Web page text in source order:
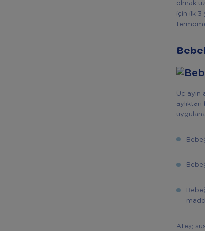
olmak
için ilk 3
Üç ayın
Ateş;